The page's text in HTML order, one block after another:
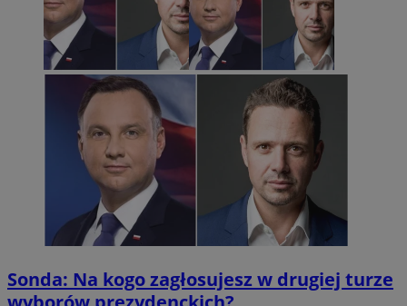
Sonda: Na kogo zagłosujesz w drugiej turze